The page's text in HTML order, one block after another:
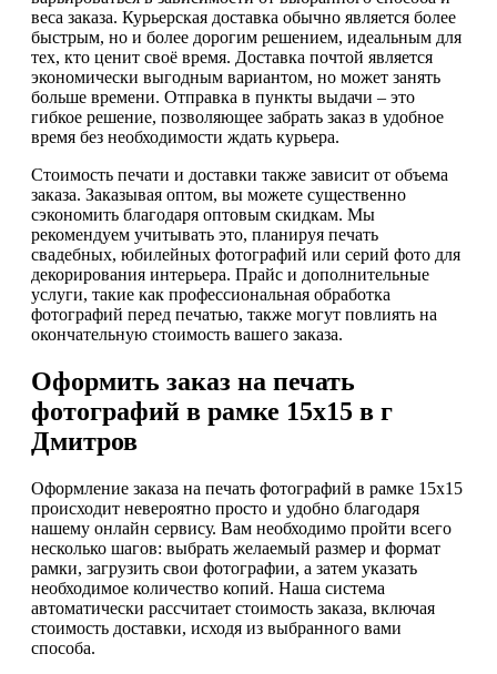
веса заказа. Курьерская доставка обычно является более
быстрым, но и более дорогим решением, идеальным для
тех, кто ценит своё время. Доставка почтой является
экономически выгодным вариантом, но может занять
больше времени. Отправка в пункты выдачи – это
гибкое решение, позволяющее забрать заказ в удобное
время без необходимости ждать курьера.
Стоимость печати и доставки также зависит от объема
заказа. Заказывая оптом, вы можете существенно
сэкономить благодаря оптовым скидкам. Мы
рекомендуем учитывать это, планируя печать
свадебных, юбилейных фотографий или серий фото для
декорирования интерьера. Прайс и дополнительные
услуги, такие как профессиональная обработка
фотографий перед печатью, также могут повлиять на
окончательную стоимость вашего заказа.
Оформить заказ на печать
фотографий в рамке 15х15 в г
Дмитров
Оформление заказа на печать фотографий в рамке 15х15
происходит невероятно просто и удобно благодаря
нашему онлайн сервису. Вам необходимо пройти всего
несколько шагов: выбрать желаемый размер и формат
рамки, загрузить свои фотографии, а затем указать
необходимое количество копий. Наша система
автоматически рассчитает стоимость заказа, включая
стоимость доставки, исходя из выбранного вами
способа.